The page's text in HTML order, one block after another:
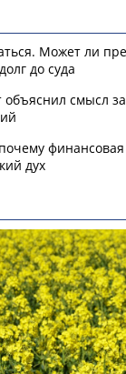
Может ли
до суда
объяснил смысл
дух